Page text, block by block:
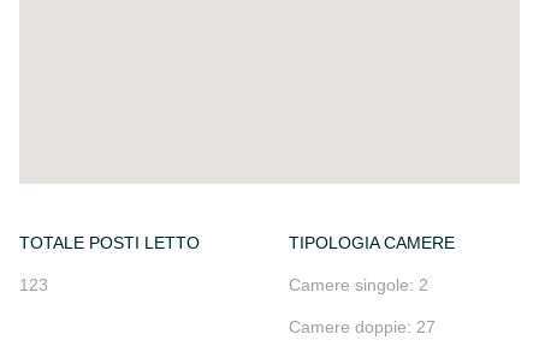
TOTALE POSTI LETTO
123
TIPOLOGIA CAMERE
Camere singole: 2
Camere doppie: 27